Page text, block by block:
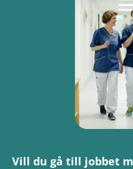
Vill du gå till jobbet